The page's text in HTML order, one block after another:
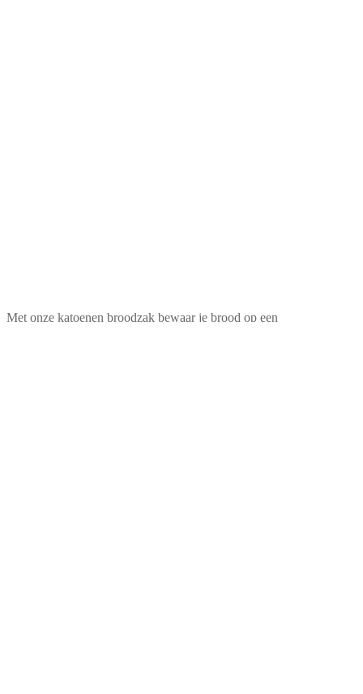
Met onze katoenen broodzak bewaar je brood op een